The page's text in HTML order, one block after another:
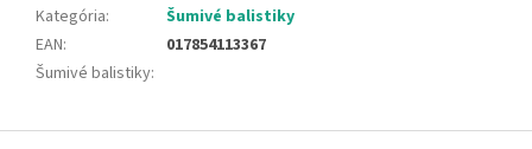
Kategória:
Šumivé balistiky
EAN:
017854113367
Šumivé balistiky: